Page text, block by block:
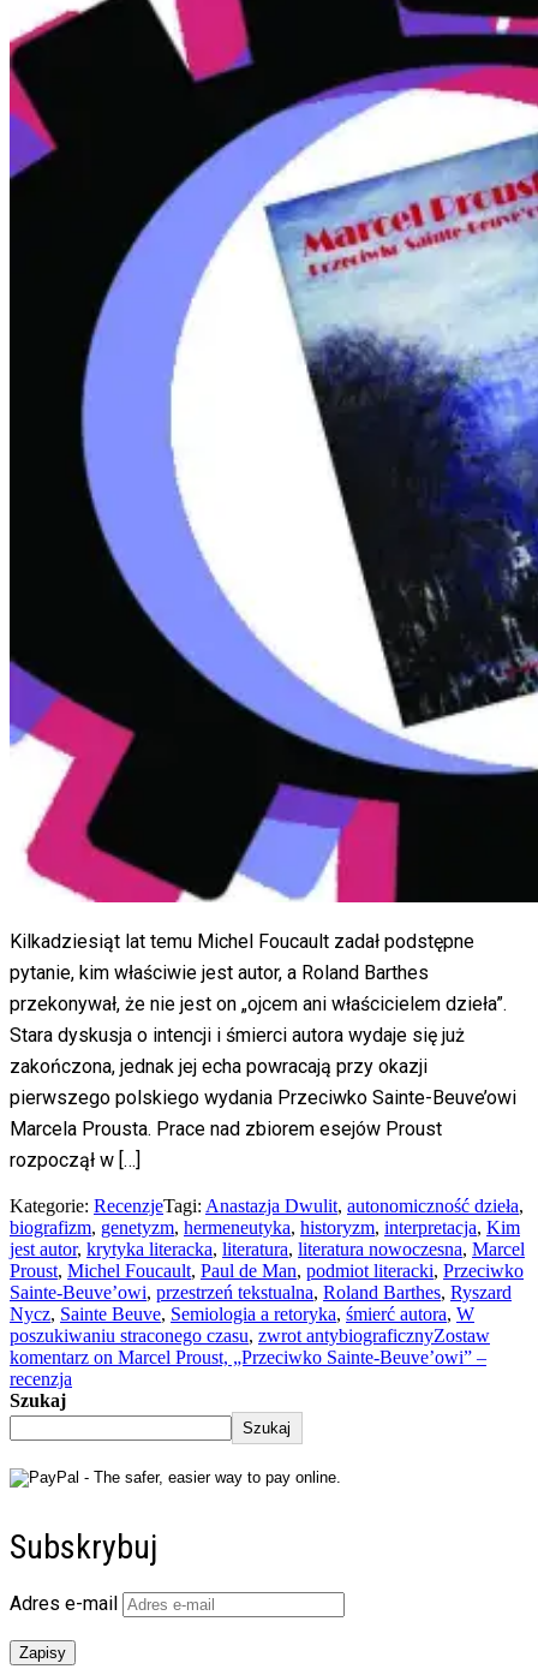
Kilkadziesiąt lat temu Michel Foucault zadał podstępne
pytanie, kim właściwie jest autor, a Roland Barthes
przekonywał, że nie jest on „ojcem ani właścicielem dzieła”.
Stara dyskusja o intencji i śmierci autora wydaje się już
zakończona, jednak jej echa powracają przy okazji
pierwszego polskiego wydania Przeciwko Sainte-Beuve’owi
Marcela Prousta. Prace nad zbiorem esejów Proust
rozpoczął w […]
Kategorie: RecenzjeTagi: Anastazja Dwulit, autonomiczność dzieła,
biografizm, genetyzm, hermeneutyka, historyzm, interpretacja, Kim
jest autor, krytyka literacka, literatura, literatura nowoczesna, Marcel
Proust, Michel Foucault, Paul de Man, podmiot literacki, Przeciwko
Sainte-Beuve’owi, przestrzeń tekstualna, Roland Barthes, Ryszard
Nycz, Sainte Beuve, Semiologia a retoryka, śmierć autora, W
poszukiwaniu straconego czasu, zwrot antybiograficznyZostaw
komentarz on Marcel Proust, „Przeciwko Sainte-Beuve’owi” –
recenzja
Szukaj
Szukaj
Subskrybuj
Adres e-mail
Zapisy